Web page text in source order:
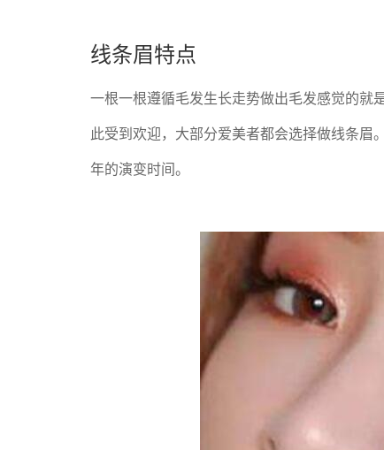
线条眉特点
一根一根遵循毛发生长走势做出毛发感觉的就
此受到欢迎，大部分爱美者都会选择做线条
年的演变时间。